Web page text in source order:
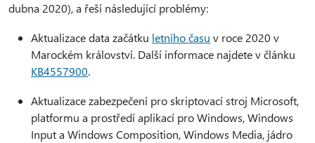
dubna 2020), a řeší následující problémy:
Aktualizace data začátku letního času v roce 2020 v
Marockém království. Další informace najdete v článku
KB4557900.
Aktualizace zabezpečení pro skriptovací stroj Microsoft,
platformu a prostředí aplikací pro Windows, Windows
Input a Windows Composition, Windows Media, jádro